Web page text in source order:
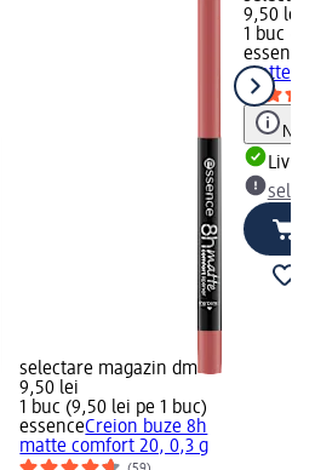
selectare magazin dm
9,50 lei
1 buc (9,50 lei pe 1 buc)
essenceCreion buze 8h
matte comfort 20, 0,3 g
9,50 lei
1 buc
essence
matte
Notă